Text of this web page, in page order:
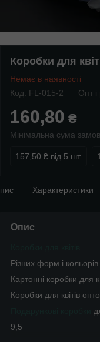
Коробки для
Немає в наявності
Код: FL-015-2
Опт і
160,80 ₴
Мінімальна сума
157,50 ₴ від 5 шт.
Характеристики
Опис
Різних форм і кольорів
Картонні коробки для
Коробки для квітів
9,5